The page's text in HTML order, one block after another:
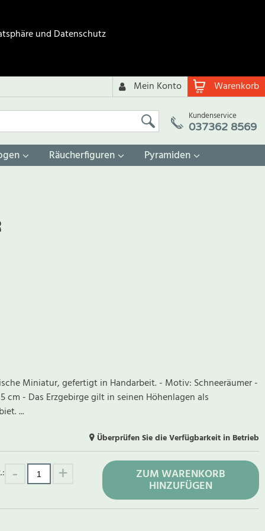
und Datenschutz
Warenkorb
Mein Konto
Kundenservice
037362 8569
Räucherfiguren Pyramiden
Miniatur, gefertigt in Handarbeit. - Motiv: Schneeräumer -
cm - Das Erzgebirge gilt in seinen Höhenlagen als
...
Überprüfen Sie die Verfügbarkeit in Betrieb
ZUM WARENKORB
HINZUFÜGEN